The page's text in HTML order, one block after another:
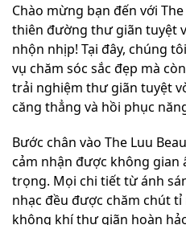
Chào mừng bạn đến với
thiên đường thư giãn tuyệt
nhộn nhịp! Tại đây, chúng
vụ chăm sóc sắc đẹp mà
trải nghiệm thư giãn tuyệt
căng thẳng và hồi phục
Bước chân vào The Luu
cảm nhận được không gian
trọng. Mọi chi tiết từ ánh
nhạc đều được chăm chút
không khí thư giãn hoàn